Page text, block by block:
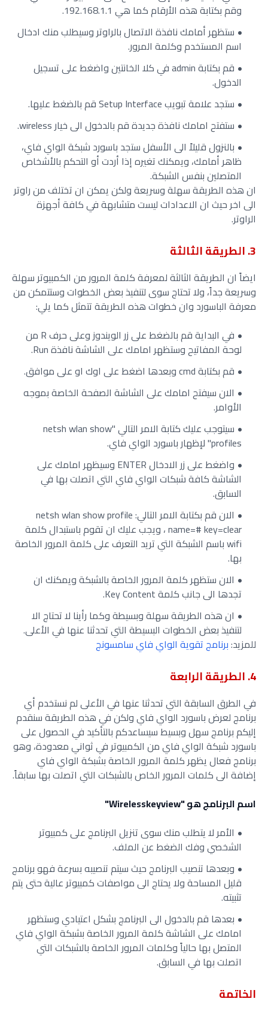
وقم بكتابة هذه الأرقام كما هي 192.168.1.1.
ستظهر أمامك نافذة الاتصال بالراوتر وسيطلب منك ادخال
اسم المستخدم وكلمة المرور.
قم بكتابة admin في كلا الخانتين واضغط على تسجيل
الدخول.
ستجد علامة تبويب Setup Interface قم بالضغط عليها.
ستفتح امامك نافذة جديدة قم بالدخول الى خيار wireless.
بالنزول قليلاً الى الأسفل ستجد باسورد شبكة الواي فاي،
ظاهر أمامك، ويمكنك تغيره إذا أردت أو التحكم بالأشخاص
المتصلين بنفس الشبكة.
ان هذه الطريقة سهلة وسريعة ولكن يمكن ان تختلف من راوتر
الى اخر حيث ان الاعدادات ليست متشابهة في كافة أجهزة
الراوتر.
3. الطريقة الثالثة
ايضاً ان الطريقة الثالثة لمعرفة كلمة المرور من الكمبيوتر سهلة
وسريعة جداً، ولا تحتاج سوى لتنفيذ بعض الخطوات وستتمكن من
معرفة الباسورد وان خطوات هذه الطريقة تتمثل كما يلي:
في البداية قم بالضغط على زر الويندوز وعلى حرف R من
لوحة المفاتيح وستظهر امامك على الشاشة نافذة Run.
قم بكتابة cmd وبعدها اضغط على اوك او على موافق.
الان سيفتح امامك على الشاشة الصفحة الخاصة بموجه
الأوامر.
سيتوجب عليك كتابة الامر التالي "netsh wlan show
profiles" لإظهار باسورد الواي فاي.
واضغط على زر الادخال ENTER وسيظهر امامك على
الشاشة كافة شبكات الواي فاي التي اتصلت بها في
السابق.
الان قم بكتابة الامر التالي: netsh wlan show profile
name=# key=clear ، ويجب عليك ان تقوم باستبدال كلمة
wifi باسم الشبكة التي تريد التعرف على كلمة المرور الخاصة
بها.
الان ستظهر كلمة المرور الخاصة بالشبكة ويمكنك ان
تجدها الى جانب كلمة Key Content.
ان هذه الطريقة سهلة وبسيطة وكما رأينا لا تحتاج الا
لتنفيذ بعض الخطوات البسيطة التي تحدثنا عنها في الأعلى.
للمزيد:برنامج تقوية الواي فاي سامسونج
4. الطريقة الرابعة
في الطرق السابقة التي تحدثنا عنها في الأعلى لم نستخدم أي
برنامج لعرض باسورد الواي فاي ولكن في هذه الطريقة سنقدم
إليكم برنامج سهل وبسيط سيساعدكم بالتأكيد في الحصول على
باسورد شبكة الواي فاي من الكمبيوتر في ثواني معدودة، وهو
برنامج فعال يظهر كلمة المرور الخاصة بشبكة الواي فاي
إضافة الى كلمات المرور الخاص بالشبكات التي اتصلت بها سابقاً.
اسم البرنامج هو "Wirelesskeyview"
الأمر لا يتطلب منك سوى تنزيل البرنامج على كمبيوتر
الشخصي وفك الضغط عن الملف.
وبعدها تنصيب البرنامج حيث سيتم تنصيبه بسرعة فهو برنامج
قليل المساحة ولا يحتاج الى مواصفات كمبيوتر عالية حتى يتم
تثبيته.
بعدها قم بالدخول الى البرنامج بشكل اعتيادي وستظهر
امامك على الشاشة كلمة المرور الخاصة بشبكة الواي فاي
المتصل بها حالياً وكلمات المرور الخاصة بالشبكات التي
اتصلت بها في السابق.
الخاتمة